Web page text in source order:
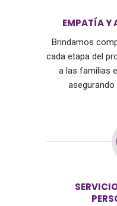
EMPATÍA Y
Brindamos
cada etapa del
a las familias